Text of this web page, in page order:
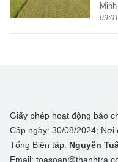
Giấy phép hoạt động báo
Cấp ngày: 30/08/2024; Nơi
Tổng Biên tập: Nguyễn
Email: